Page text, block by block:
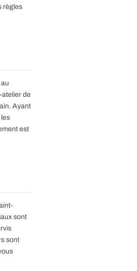
règles
atelier de
Ayant
est
sont
sont